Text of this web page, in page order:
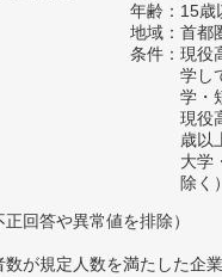
年齢：15歳
地域：首都
条件：現役
学し
学・
現役
歳以
大学
除く
回答や異常値を排除）
が規定人数を満たした企